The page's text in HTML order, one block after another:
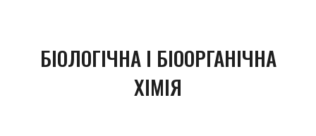
БІОЛОГІЧНА І БІООРГАНІЧНА
ХІМІЯ